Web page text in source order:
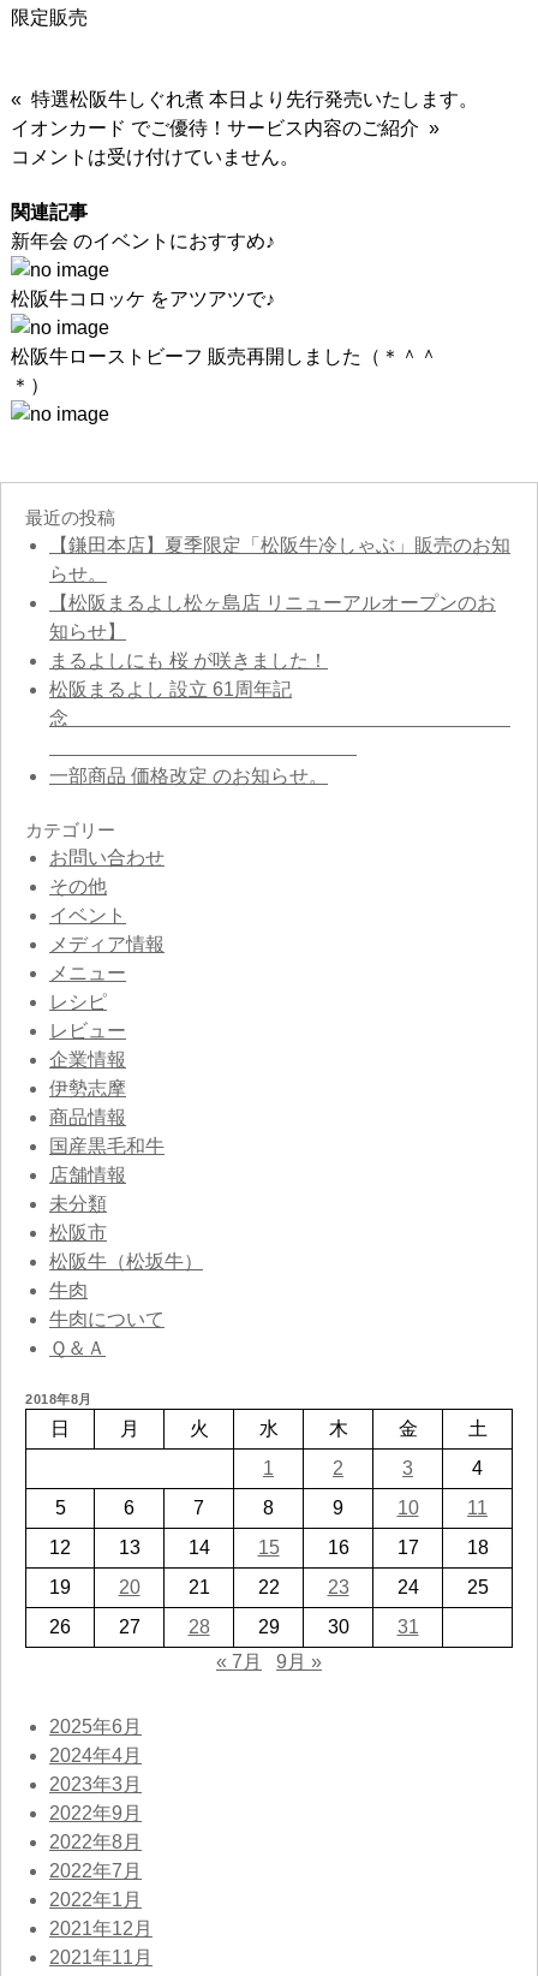
限定販売
« 特選松阪牛しぐれ煮 本日より先行発売いたします。
イオンカード でご優待！サービス内容のご紹介 »
コメントは受け付けていません。
関連記事
新年会 のイベントにおすすめ♪
松阪牛コロッケ をアツアツで♪
松阪牛ローストビーフ 販売再開しました（＊＾＾
＊）
最近の投稿
【鎌田本店】夏季限定「松阪牛冷しゃぶ」販売のお知
らせ。
【松阪まるよし松ヶ島店 リニューアルオープンのお
知らせ】
まるよしにも 桜 が咲きました！
松阪まるよし 設立 61周年記
念
一部商品 価格改定 のお知らせ。
カテゴリー
お問い合わせ
その他
イベント
メディア情報
メニュー
レシピ
レビュー
企業情報
伊勢志摩
商品情報
国産黒毛和牛
店舗情報
未分類
松阪市
松阪牛（松坂牛）
牛肉
牛肉について
Ｑ＆Ａ
2018年8月
日 月 火 水 木 金
土
1
2 3
4
5
6 7 8 9 10
11
12
13 14 15 16 17
18
19
20 21 22 23 24
25
26
27 28 29 30
31
« 7月
9月 »
2025年6月
2024年4月
2023年3月
2022年9月
2022年8月
2022年7月
2022年1月
2021年12月
2021年11月